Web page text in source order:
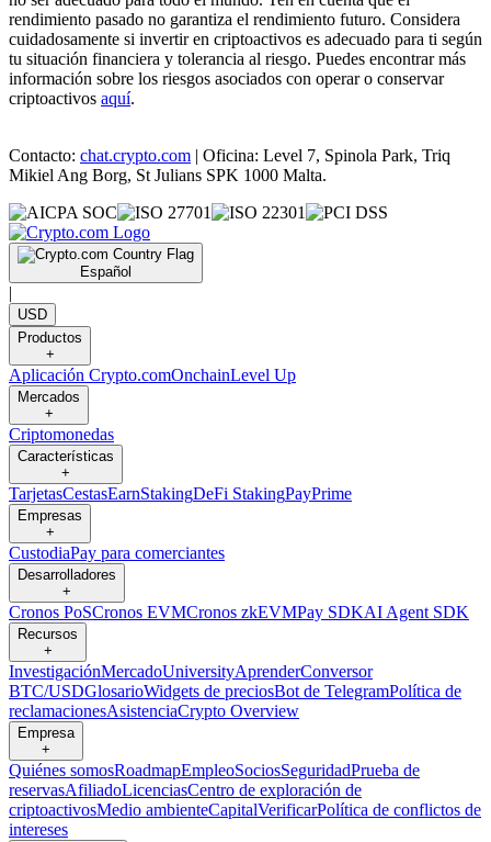
rendimiento pasado no garantiza el rendimiento futuro. Considera
cuidadosamente si invertir en criptoactivos es adecuado para ti según
tu situación financiera y tolerancia al riesgo. Puedes encontrar más
información sobre los riesgos asociados con operar o conservar
criptoactivos aquí.
Contacto: chat.crypto.com | Oficina: Level 7, Spinola Park, Triq
Mikiel Ang Borg, St Julians SPK 1000 Malta.
Español
|
USD
Productos
+
Aplicación Crypto.comOnchainLevel Up
Mercados
+
Criptomonedas
Características
+
TarjetasCestasEarnStakingDeFi StakingPayPrime
Empresas
+
CustodiaPay para comerciantes
Desarrolladores
+
Cronos PoSCronos EVMCronos zkEVMPay SDKAI Agent SDK
Recursos
+
InvestigaciónMercadoUniversityAprenderConversor
BTC/USDGlosarioWidgets de preciosBot de TelegramPolítica de
reclamacionesAsistenciaCrypto Overview
Empresa
+
Quiénes somosRoadmapEmpleoSociosSeguridadPrueba de
reservasAfiliadoLicenciasCentro de exploración de
criptoactivosMedio ambienteCapitalVerificarPolítica de conflictos de
intereses